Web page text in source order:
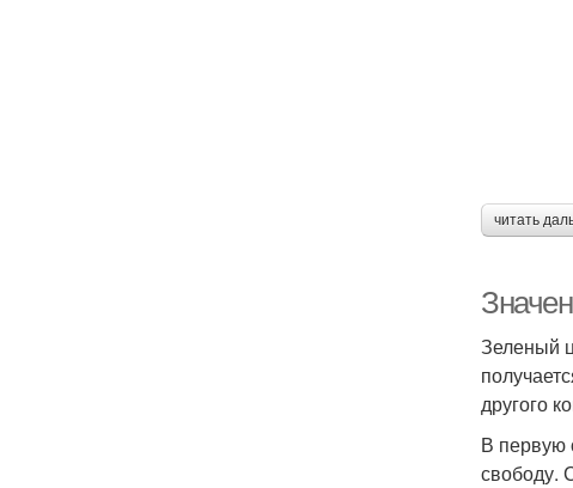
читать
Зеленый
другого
В первую
свободу.